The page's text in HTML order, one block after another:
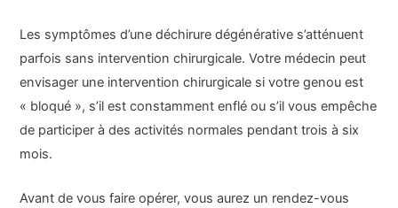
Les symptômes d’une déchirure dégénérative s’atténuent
parfois sans intervention chirurgicale. Votre médecin peut
envisager une intervention chirurgicale si votre genou est
« bloqué », s’il est constamment enflé ou s’il vous empêche
de participer à des activités normales pendant trois à six
mois.
Avant de vous faire opérer, vous aurez un rendez-vous